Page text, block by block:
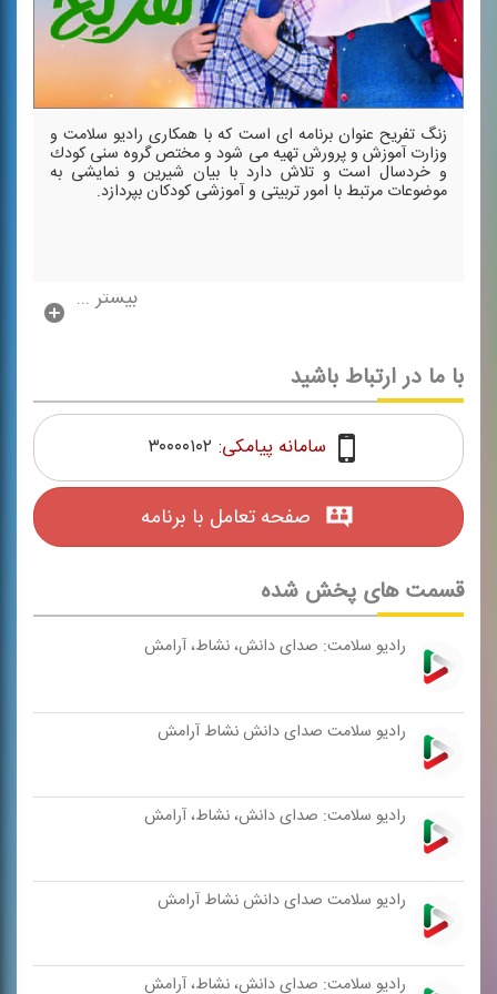
زنگ تفریح عنوان برنامه ای است كه با همكاری رادیو سلامت و
وزارت آموزش و پرورش تهیه می شود و مختص گروه سنی كودك
و خردسال است و تلاش دارد با بیان شیرین و نمایشی به
موضوعات مرتبط با امور تربیتی و آموزشی كودكان بپردازد.
بیشتر ...
قسمت های پخش شده
رادیو سلامت: صدای دانش، نشاط، آرامش
رادیو سلامت صدای دانش نشاط آرامش
رادیو سلامت: صدای دانش، نشاط، آرامش
رادیو سلامت صدای دانش نشاط آرامش
رادیو سلامت: صدای دانش، نشاط، آرامش
با ما در ارتباط باشید
سامانه پیامکی: ۳۰۰۰۰۱۰۲
صفحه تعامل با برنامه